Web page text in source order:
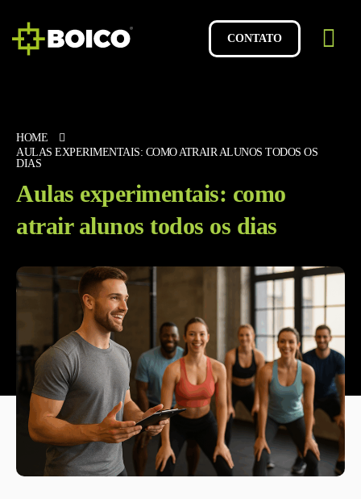
CONTATO
HOME
AULAS EXPERIMENTAIS: COMO ATRAIR ALUNOS TODOS OS
DIAS
Aulas experimentais: como
atrair alunos todos os dias